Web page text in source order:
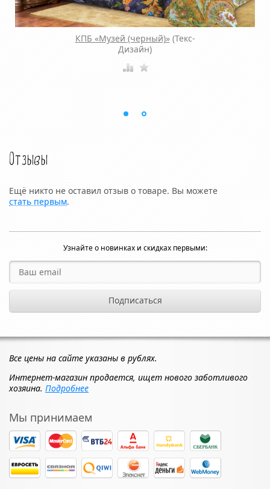
КПБ «Музей (черный)» (Текс-
Дизайн)
Отзывы
Ещё никто не оставил отзыв о товаре. Вы можете
стать первым.
Узнайте о новинках и скидках первыми:
Все цены на сайте указаны в рублях.
Интернет-магазин продается, ищет нового заботливого
хозяина. Подробнее
Мы принимаем